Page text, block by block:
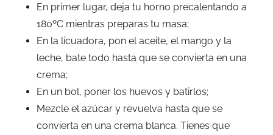
En primer lugar, deja tu horno precalentando a
180ºC mientras preparas tu masa;
En la licuadora, pon el aceite, el mango y la
leche, bate todo hasta que se convierta en una
crema;
En un bol, poner los huevos y batirlos;
Mezcle el azúcar y revuelva hasta que se
convierta en una crema blanca. Tienes que